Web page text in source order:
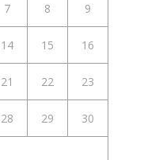
7 8 9
14 15 16
21 22 23
28 29 30